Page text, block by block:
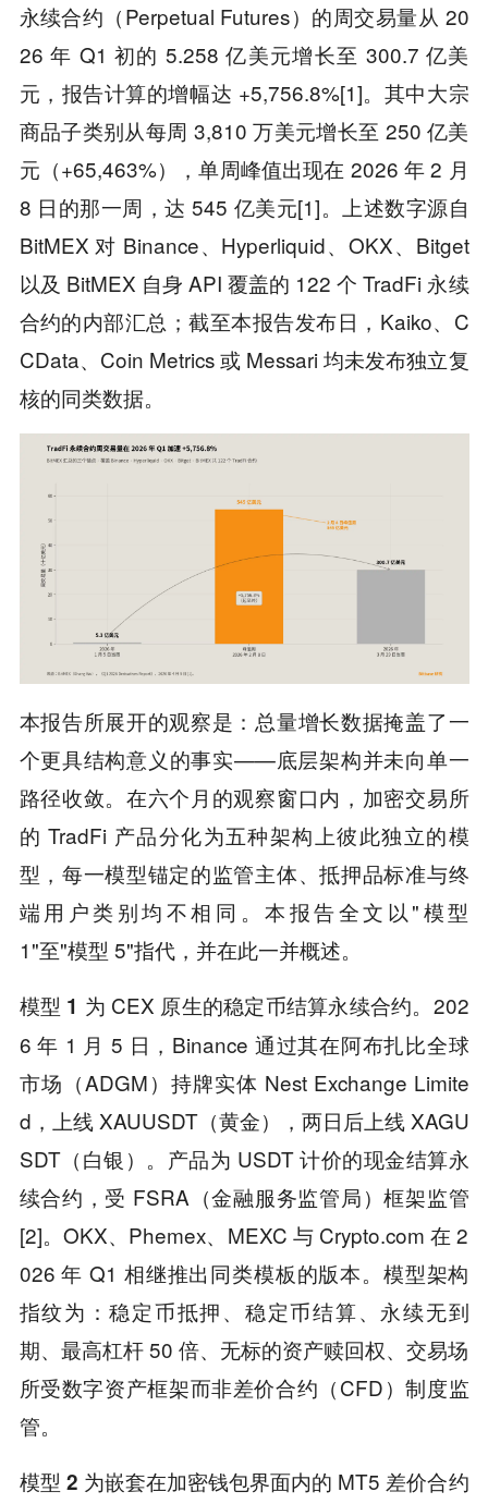
永续合约（Perpetual Futures）的周交易量从 20
26 年 Q1 初的 5.258 亿美元增长至 300.7 亿美
元，报告计算的增幅达 +5,756.8%[1]。其中大宗
商品子类别从每周 3,810 万美元增长至 250 亿美
元（+65,463%），单周峰值出现在 2026 年 2 月
8 日的那一周，达 545 亿美元[1]。上述数字源自
BitMEX 对 Binance、Hyperliquid、OKX、Bitget
以及 BitMEX 自身 API 覆盖的 122 个 TradFi 永续
合约的内部汇总；截至本报告发布日，Kaiko、C
CData、Coin Metrics 或 Messari 均未发布独立复
核的同类数据。
本报告所展开的观察是：总量增长数据掩盖了一
个更具结构意义的事实——底层架构并未向单一
路径收敛。在六个月的观察窗口内，加密交易所
的 TradFi 产品分化为五种架构上彼此独立的模
型，每一模型锚定的监管主体、抵押品标准与终
端用户类别均不相同。本报告全文以"模型
1"至"模型 5"指代，并在此一并概述。
模型 1 为 CEX 原生的稳定币结算永续合约。202
6 年 1 月 5 日，Binance 通过其在阿布扎比全球
市场（ADGM）持牌实体 Nest Exchange Limite
d，上线 XAUUSDT（黄金），两日后上线 XAGU
SDT（白银）。产品为 USDT 计价的现金结算永
续合约，受 FSRA（金融服务监管局）框架监管
[2]。OKX、Phemex、MEXC 与 Crypto.com 在 2
026 年 Q1 相继推出同类模板的版本。模型架构
指纹为：稳定币抵押、稳定币结算、永续无到
期、最高杠杆 50 倍、无标的资产赎回权、交易场
所受数字资产框架而非差价合约（CFD）制度监
管。
模型 2 为嵌套在加密钱包界面内的 MT5 差价合约